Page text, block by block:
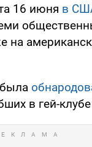
16 июня в
на
в гей-